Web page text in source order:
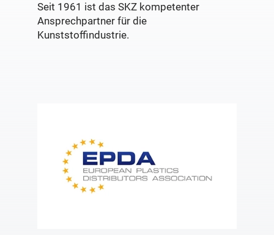
Seit 1961 ist das SKZ kompetenter
Ansprechpartner für die
Kunststoffindustrie.